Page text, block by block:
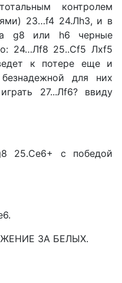
контролем
23…f4 24.Лh3, и в
g8 или h6 черные
24…Лf8 25..Сf5 Лxf5
к потере еще и
для них
27...Лf6? вви­ду
25.Сe6+ с победой
ЗА БЕЛЫХ.